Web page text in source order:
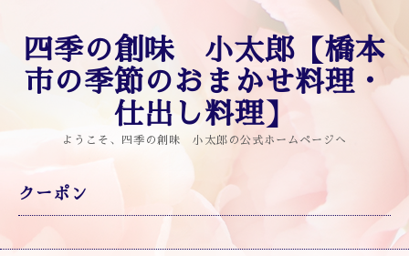
四季の創味 小太郎【橋本
市の季節のおまかせ料理・
仕出し料理】
ようこそ、四季の創味 小太郎の公式ホームページへ
クーポン